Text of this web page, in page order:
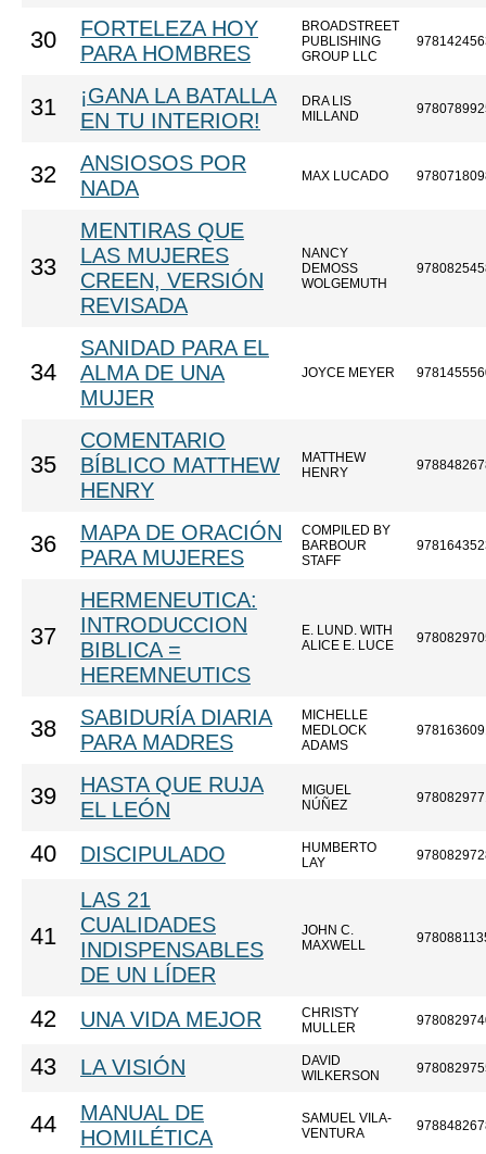
30
FORTELEZA HOY
PARA HOMBRES
BROADSTREET
PUBLISHING
GROUP LLC
31
¡GANA LA BATALLA
EN TU INTERIOR!
DRA LIS
MILLAND
32
ANSIOSOS POR
NADA
MAX LUCADO
33
MENTIRAS QUE
LAS MUJERES
CREEN, VERSIÓN
REVISADA
NANCY
DEMOSS
WOLGEMUTH
34
SANIDAD PARA EL
ALMA DE UNA
MUJER
JOYCE MEYER
35
COMENTARIO
BÍBLICO MATTHEW
HENRY
MATTHEW
HENRY
36
MAPA DE ORACIÓN
PARA MUJERES
COMPILED BY
BARBOUR
STAFF
37
HERMENEUTICA:
INTRODUCCION
BIBLICA =
HEREMNEUTICS
E. LUND. WITH
ALICE E. LUCE
38
SABIDURÍA DIARIA
PARA MADRES
MICHELLE
MEDLOCK
ADAMS
39
HASTA QUE RUJA
EL LEÓN
MIGUEL
NÚÑEZ
40 DISCIPULADO
HUMBERTO
LAY
41
LAS 21
CUALIDADES
INDISPENSABLES
DE UN LÍDER
JOHN C.
MAXWELL
42 UNA VIDA MEJOR
CHRISTY
MULLER
43 LA VISIÓN
DAVID
WILKERSON
44
MANUAL DE
HOMILÉTICA
SAMUEL VILA-
VENTURA